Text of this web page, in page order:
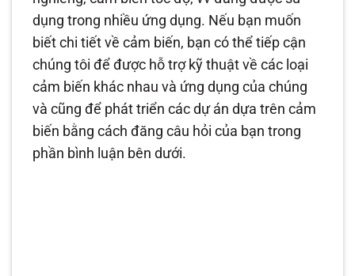
dụng trong nhiều ứng dụng. Nếu bạn muốn
biết chi tiết về cảm biến, bạn có thể tiếp cận
chúng tôi để được hỗ trợ kỹ thuật về các loại
cảm biến khác nhau và ứng dụng của chúng
và cũng để phát triển các dự án dựa trên cảm
biến bằng cách đăng câu hỏi của bạn trong
phần bình luận bên dưới.